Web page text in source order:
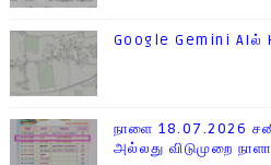
Google Gemini AIல்
நாளை 18.07.2026
அல்லது விடுமுறை